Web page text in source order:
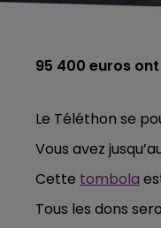
95 400 euros
Le Téléthon se
Vous avez
Cette tombola
Tous les dons